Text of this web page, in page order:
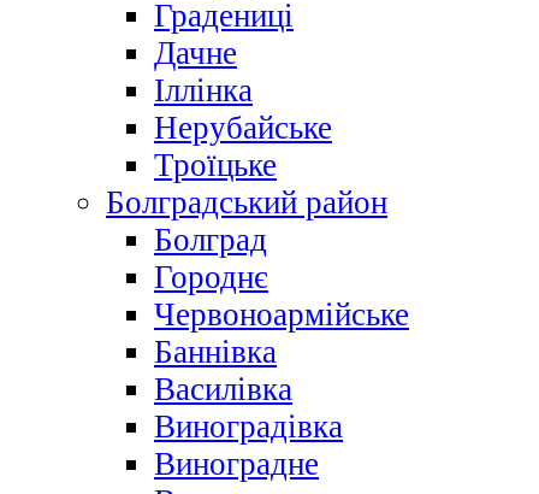
Градениці
Дачне
Іллінка
Нерубайське
Троїцьке
Болградський район
Болград
Городнє
Червоноармійське
Баннівка
Василівка
Виноградівка
Виноградне